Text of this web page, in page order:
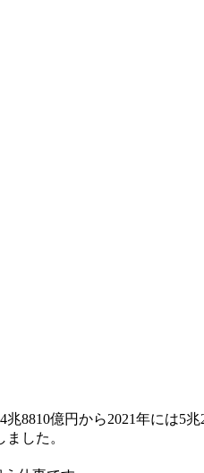
8810億円から2021年には5
した。